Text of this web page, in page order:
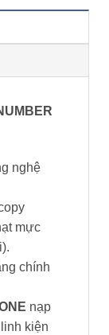
nghệ
mực
chính
nạp
kiện